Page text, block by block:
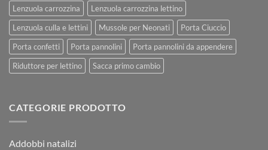
Lenzuola carrozzina
Lenzuola carrozzina lettino
Lenzuola culla e lettini
Mussole per Neonati
Porta Ciuccio
Porta confetti
Porta pannolini
Porta pannolini da appendere
Riduttore per lettino
Sacca primo cambio
CATEGORIE PRODOTTO
Addobbi natalizi